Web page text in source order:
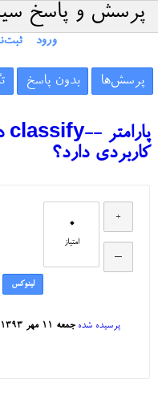
پرسش و پاسخ
ورود
پرسش‌ها بدون پاسخ
کاربردی دارد؟
0
امتیاز
لینوکس
پرسیده شده جمعه ۱۱ مهر ۱۳۹۳